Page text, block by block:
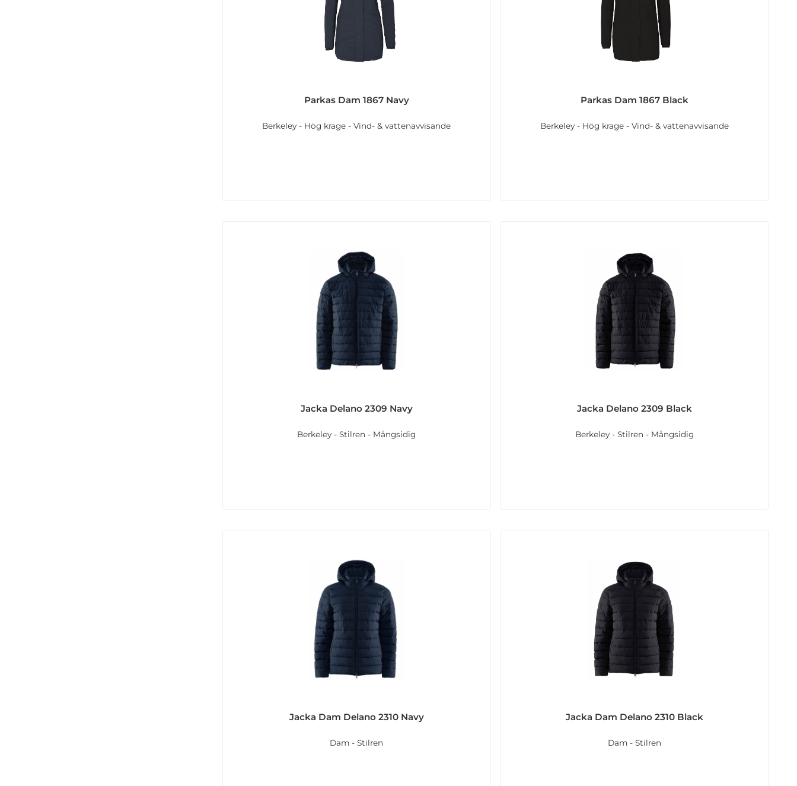
Parkas Dam 1867 Navy
Berkeley - Hög krage - Vind- & vattenavvisande
Parkas Dam 1867 Black
Berkeley - Hög krage - Vind- & vattenavvisande
Jacka Delano 2309 Navy
Berkeley - Stilren - Mångsidig
Jacka Delano 2309 Black
Berkeley - Stilren - Mångsidig
Jacka Dam Delano 2310 Navy
Dam - Stilren
Jacka Dam Delano 2310 Black
Dam - Stilren